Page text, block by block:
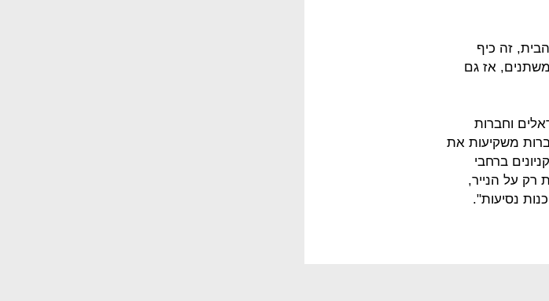
זה כיף
אז גם
וחברות
משקיעות את
ברחבי
רק על הנייר,
נסיעות".